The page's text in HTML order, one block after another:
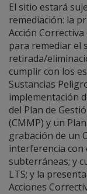
El sitio estará
remediación: la
Acción
para remediar el
retirada/
cumplir con los
Sustancias
implementación
del Plan de
(CMMP) y un
grabación de un
interferencia con
subterráneas; y
LTS; y la
Acciones